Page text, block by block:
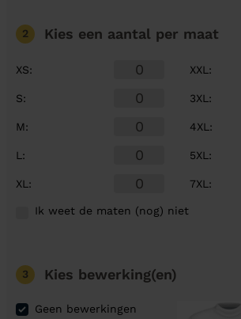
2 Kies een aantal per maat
XS:
S:
M:
L :
XL :
XXL :
3XL :
4XL :
5XL :
7XL :
Ik weet de maten (nog) niet
3 Kies bewerking(en)
Geen bewerkingen